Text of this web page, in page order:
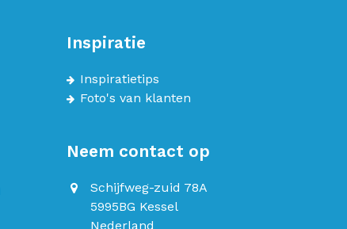
Inspiratie
Inspiratietips
Foto's van klanten
Neem contact op
Schijfweg-zuid 78A
5995BG Kessel
Nederland